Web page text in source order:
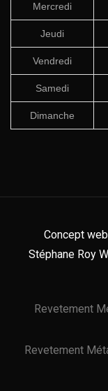
Mercredi
Jeudi
Vendredi
Samedi
Dimanche
Concept
Stéphane Roy
Revetement
Revetement